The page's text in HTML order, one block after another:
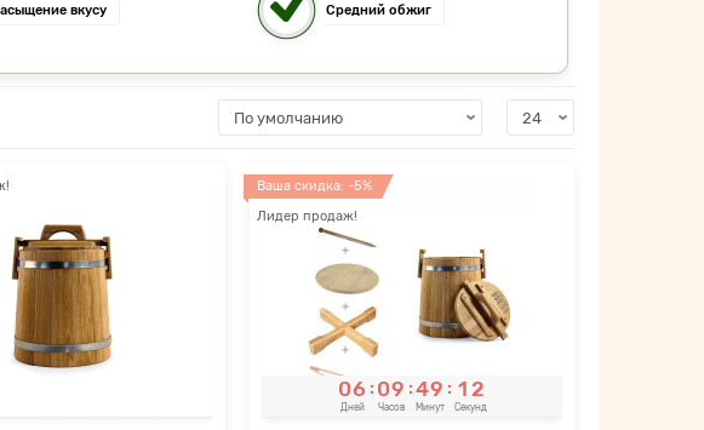
вкусу Средний обжиг
Ваша скидка: -5%
Лидер продаж!
06
Дней
: 09
Часов
:49
Минут
: 1 0
Секунд